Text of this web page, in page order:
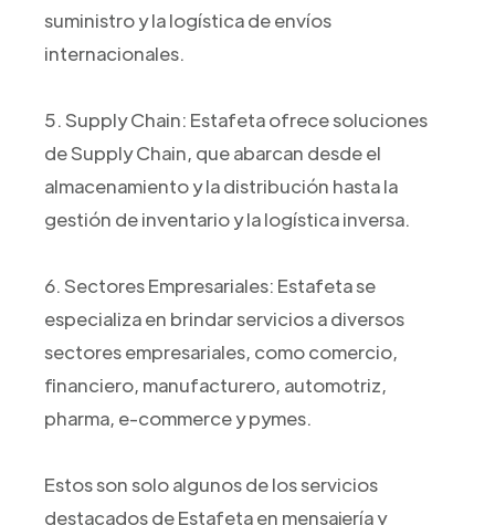
suministro y la logística de envíos
internacionales.
5. Supply Chain: Estafeta ofrece soluciones
de Supply Chain, que abarcan desde el
almacenamiento y la distribución hasta la
gestión de inventario y la logística inversa.
6. Sectores Empresariales: Estafeta se
especializa en brindar servicios a diversos
sectores empresariales, como comercio,
financiero, manufacturero, automotriz,
pharma, e-commerce y pymes.
Estos son solo algunos de los servicios
destacados de Estafeta en mensajería y